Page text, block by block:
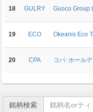
18 GULRY Guoco Group
19 ECO Okeanis Eco
20 CPA コパ･ホール
銘柄検索